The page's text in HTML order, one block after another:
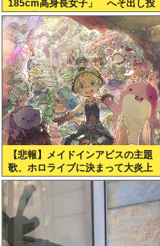
185cm高身長女子」 へそ出し投
稿に「ピッタリの服があるのがす
ぎょい！」の声
【悲報】メイドインアビスの主題
歌、ホロライブに決まって大炎上
www